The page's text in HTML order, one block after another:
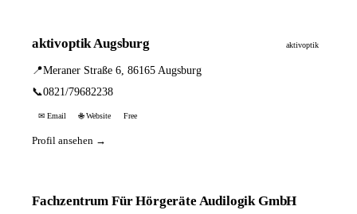
aktivoptik Augsburg aktivoptik
📍Meraner Straße 6, 86165 Augsburg
📞0821/79682238
✉ Email 🌐 Website Free
Profil ansehen →
Fachzentrum Für Hörgeräte Audilogik GmbH